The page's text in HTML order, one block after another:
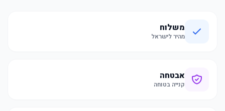
משלוח
מהיר לישראל
אבטחה
קנייה בטוחה